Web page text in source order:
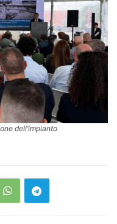
dell’impianto